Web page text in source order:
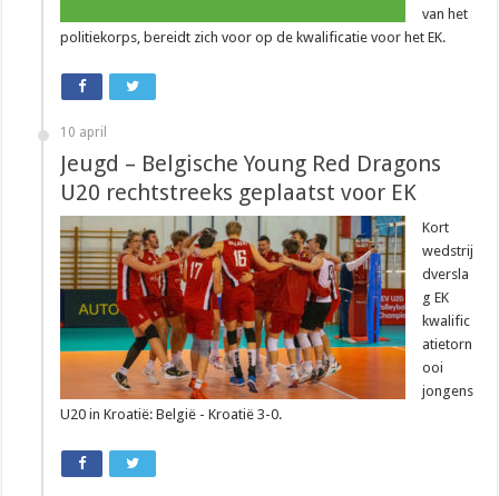
van het
politiekorps, bereidt zich voor op de kwalificatie voor het EK.
10 april
Jeugd – Belgische Young Red Dragons
U20 rechtstreeks geplaatst voor EK
Kort
wedstrij
dversla
g EK
kwalific
atietorn
ooi
jongens
U20 in Kroatië: België - Kroatië 3-0.